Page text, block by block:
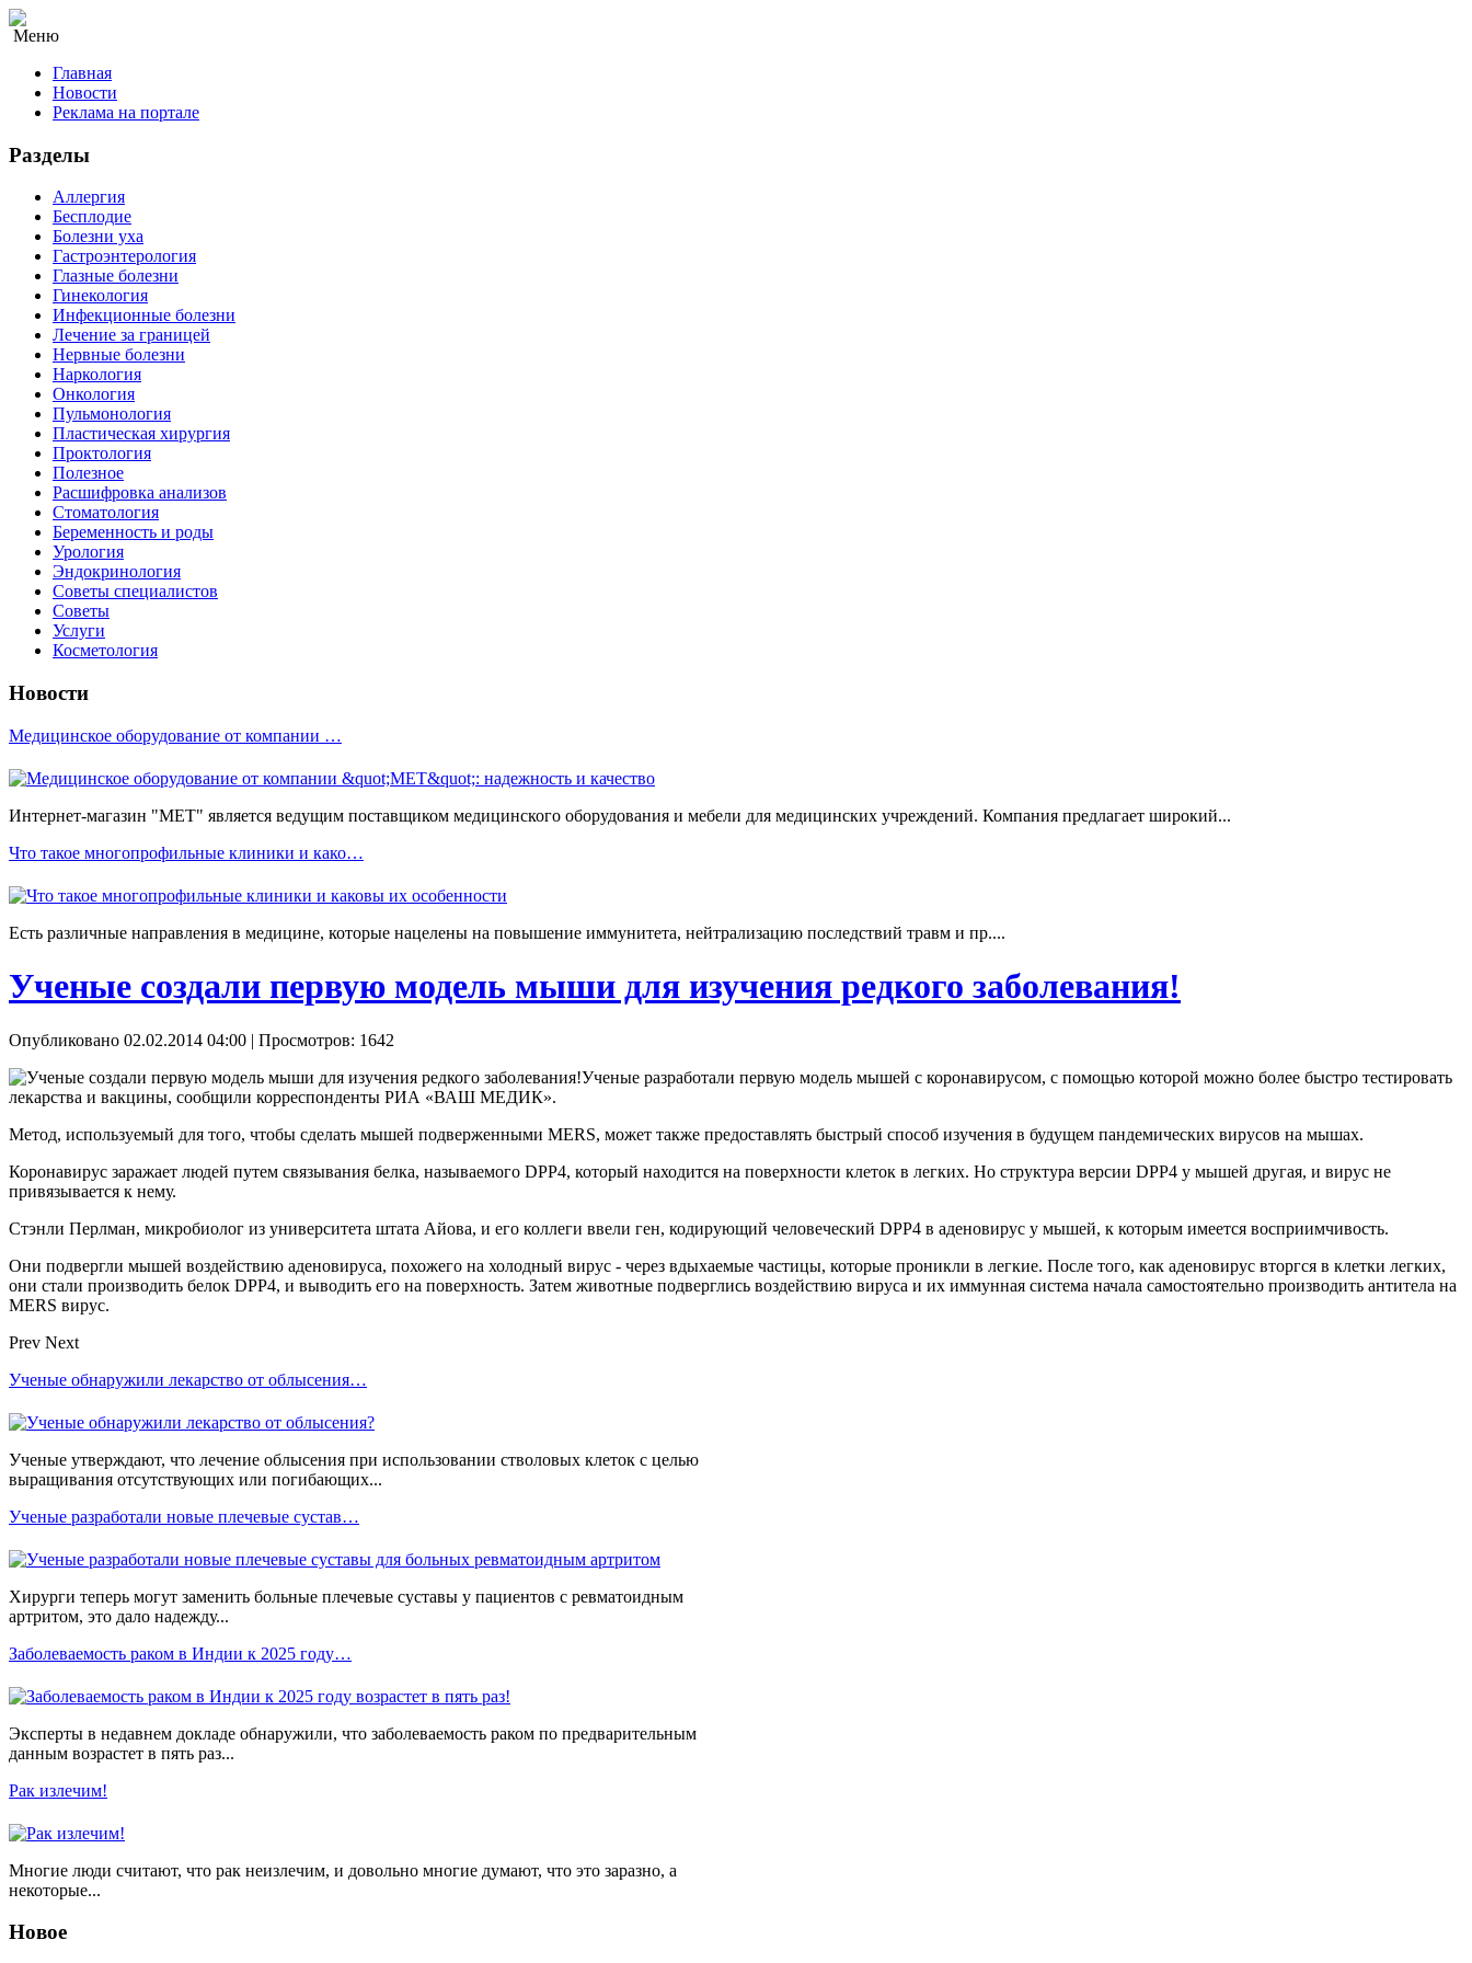
Меню
Главная
Новости
Реклама на портале
Разделы
Аллергия
Бесплодие
Болезни уха
Гастроэнтерология
Глазные болезни
Гинекология
Инфекционные болезни
Лечение за границей
Нервные болезни
Наркология
Онкология
Пульмонология
Пластическая хирургия
Проктология
Полезное
Расшифровка анализов
Стоматология
Беременность и роды
Урология
Эндокринология
Советы специалистов
Советы
Услуги
Косметология
Новости
Медицинское оборудование от компании …
Интернет-магазин "МЕТ" является ведущим поставщиком медицинского оборудования и мебели для медицинских учреждений. Компания предлагает широкий...
Что такое многопрофильные клиники и како…
Есть различные направления в медицине, которые нацелены на повышение иммунитета, нейтрализацию последствий травм и пр....
Ученые создали первую модель мыши для изучения редкого заболевания!
Опубликовано 02.02.2014 04:00 | Просмотров: 1642
Ученые разработали первую модель мышей с коронавирусом, с помощью которой можно более быстро тестировать
лекарства и вакцины, сообщили корреспонденты РИА «ВАШ МЕДИК».
Метод, используемый для того, чтобы сделать мышей подверженными MERS, может также предоставлять быстрый способ изучения в будущем пандемических вирусов на мышах.
Коронавирус заражает людей путем связывания белка, называемого DPP4, который находится на поверхности клеток в легких. Но структура версии DPP4 у мышей другая, и вирус не
привязывается к нему.
Стэнли Перлман, микробиолог из университета штата Айова, и его коллеги ввели ген, кодирующий человеческий DPP4 в аденовирус у мышей, к которым имеется восприимчивость.
Они подвергли мышей воздействию аденовируса, похожего на холодный вирус - через вдыхаемые частицы, которые проникли в легкие. После того, как аденовирус вторгся в клетки легких,
они стали производить белок DPP4, и выводить его на поверхность. Затем животные подверглись воздействию вируса и их иммунная система начала самостоятельно производить антитела на
MERS вирус.
Prev Next
Ученые обнаружили лекарство от облысения…
Ученые утверждают, что лечение облысения при использовании стволовых клеток с целью
выращивания отсутствующих или погибающих...
Ученые разработали новые плечевые сустав…
Хирурги теперь могут заменить больные плечевые суставы у пациентов с ревматоидным
артритом, это дало надежду...
Заболеваемость раком в Индии к 2025 году…
Эксперты в недавнем докладе обнаружили, что заболеваемость раком по предварительным
данным возрастет в пять раз...
Рак излечим!
Многие люди считают, что рак неизлечим, и довольно многие думают, что это заразно, а
некоторые...
Новое